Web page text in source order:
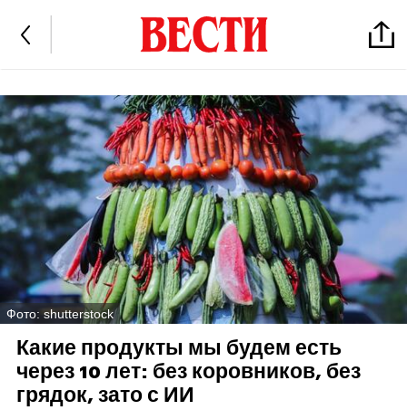
Фото: shutterstock
Какие продукты мы будем есть
через 10 лет: без коровников, без
грядок, зато с ИИ